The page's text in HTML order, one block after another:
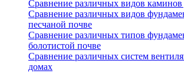
Сравнение различных видов каминов
Сравнение различных видов
песчаной почве
Сравнение различных типов
болотистой почве
Сравнение различных систем
домах